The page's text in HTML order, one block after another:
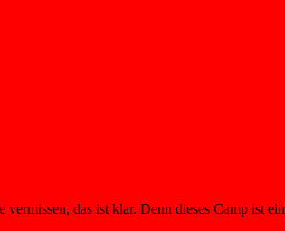
das ist klar. Denn dieses Camp ist